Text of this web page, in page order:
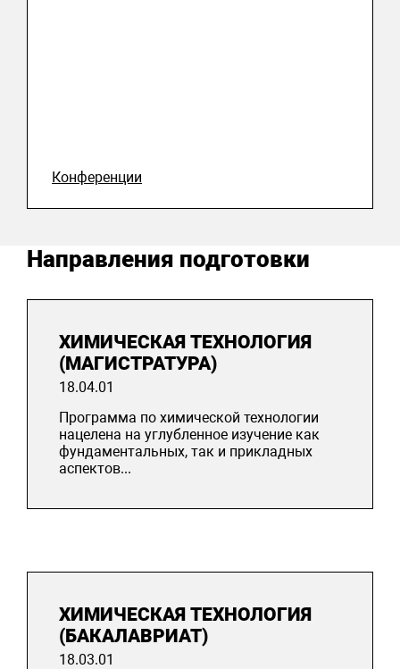
Конференции
Направления подготовки
ХИМИЧЕСКАЯ ТЕХНОЛОГИЯ
(МАГИСТРАТУРА)
18.04.01
Программа по химической технологии
нацелена на углубленное изучение как
фундаментальных, так и прикладных
аспектов...
ХИМИЧЕСКАЯ ТЕХНОЛОГИЯ
(БАКАЛАВРИАТ)
18.03.01